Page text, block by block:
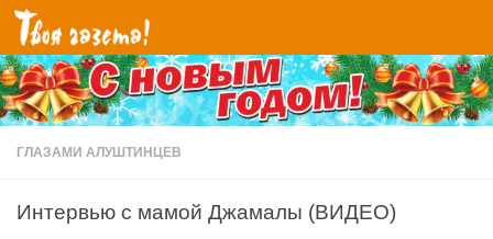
Перейти к содержимому
ГЛАЗАМИ АЛУШТИНЦЕВ
Интервью с мамой Джамалы (ВИДЕО)